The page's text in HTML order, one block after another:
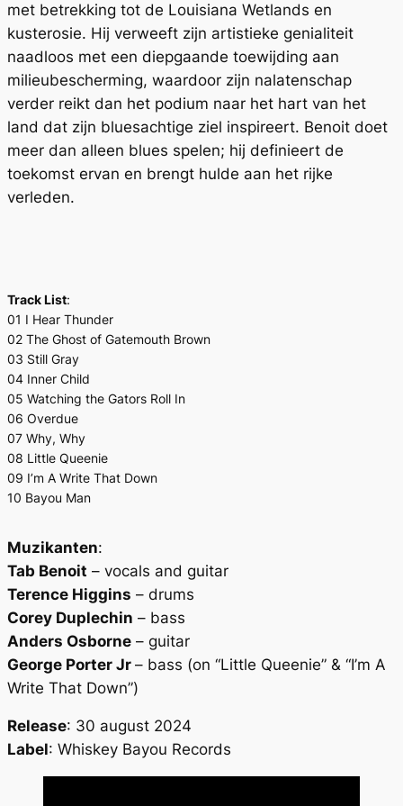
met betrekking tot de Louisiana Wetlands en
kusterosie. Hij verweeft zijn artistieke genialiteit
naadloos met een diepgaande toewijding aan
milieubescherming, waardoor zijn nalatenschap
verder reikt dan het podium naar het hart van het
land dat zijn bluesachtige ziel inspireert. Benoit doet
meer dan alleen blues spelen; hij definieert de
toekomst ervan en brengt hulde aan het rijke
verleden.
Track List:
01 I Hear Thunder
02 The Ghost of Gatemouth Brown
03 Still Gray
04 Inner Child
05 Watching the Gators Roll In
06 Overdue
07 Why, Why
08 Little Queenie
09 I’m A Write That Down
10 Bayou Man
Muzikanten:
Tab Benoit – vocals and guitar
Terence Higgins – drums
Corey Duplechin – bass
Anders Osborne – guitar
George Porter Jr – bass (on “Little Queenie” & “I’m A
Write That Down”)
Release: 30 august 2024
Label: Whiskey Bayou Records